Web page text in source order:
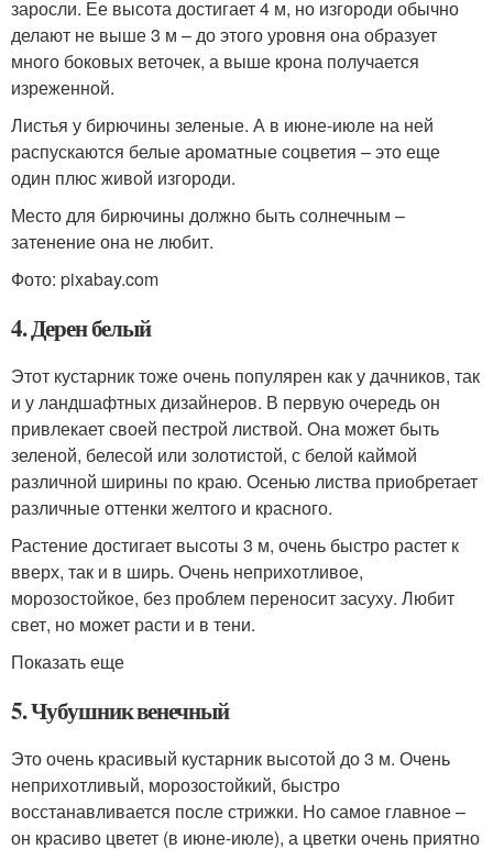
заросли. Ее высота достигает 4 м, но изгороди обычно
делают не выше 3 м – до этого уровня она образует
много боковых веточек, а выше крона получается
изреженной.
Листья у бирючины зеленые. А в июне-июле на ней
распускаются белые ароматные соцветия – это еще
один плюс живой изгороди.
Место для бирючины должно быть солнечным –
затенение она не любит.
Фото: pixabay.com
4. Дерен белый
Этот кустарник тоже очень популярен как у дачников, так
и у ландшафтных дизайнеров. В первую очередь он
привлекает своей пестрой листвой. Она может быть
зеленой, белесой или золотистой, с белой каймой
различной ширины по краю. Осенью листва приобретает
различные оттенки желтого и красного.
Растение достигает высоты 3 м, очень быстро растет к
вверх, так и в ширь. Очень неприхотливое,
морозостойкое, без проблем переносит засуху. Любит
свет, но может расти и в тени.
Показать еще
5. Чубушник венечный
Это очень красивый кустарник высотой до 3 м. Очень
неприхотливый, морозостойкий, быстро
восстанавливается после стрижки. Но самое главное –
он красиво цветет (в июне-июле), а цветки очень приятно